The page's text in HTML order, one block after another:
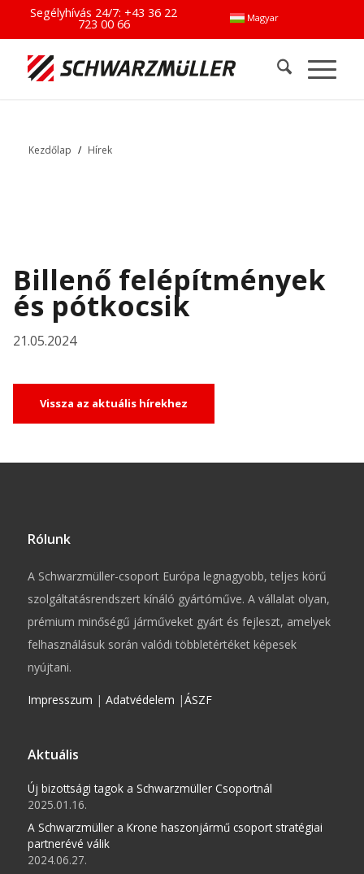
Magyar
Segélyhívás 24/7:+43 36 22
723 00 66
Kezdőlap / Hírek
Billenő felépítmények
és pótkocsik
21.05.2024
Vissza az aktuális hírekhez
Rólunk
A Schwarzmüller-csoport Európa legnagyobb, teljes körű
szolgáltatásrendszert kínáló gyártóműve. A vállalat olyan,
prémium minőségű járműveket gyárt és fejleszt, amelyek
felhasználásuk során valódi többletértéket képesek
nyújtani.
Impresszum | Adatvédelem |ÁSZF
Aktuális
Új bizottsági tagok a Schwarzmüller Csoportnál
2025.01.16.
A Schwarzmüller a Krone haszonjármű csoport stratégiai
partnerévé válik
2024.06.27.